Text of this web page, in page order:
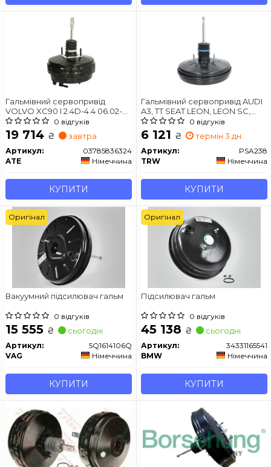
Гальмівний сервопривід
VOLVO XC90 I 2.4D-4.4 06.02-
12.14
0 відгуків
19 714 ₴ завтра
Артикул:
03785836324
ATE
Німеччина
КУПИТИ
Гальмівний сервопривід AUDI
A3, TT SEAT LEON, LEON SC,
LEON ST SKODA KAROQ,
OCTAVIA III VW GOLF ALLTRACK
VII, GOLF SPORTSVAN VII, GOLF
VII 1.0-2.0D 04.12-
0 відгуків
6 121 ₴ термін 3 дн.
Артикул:
PSA238
TRW
Німеччина
КУПИТИ
Вакуумний підсилювач гальм
0 відгуків
15 555 ₴ сьогодні
Артикул:
5Q1614106Q
VAG
Німеччина
КУПИТИ
Оригінал
Підсилювач гальм
0 відгуків
45 138 ₴ сьогодні
Артикул:
34331165541
BMW
Німеччина
КУПИТИ
Оригінал